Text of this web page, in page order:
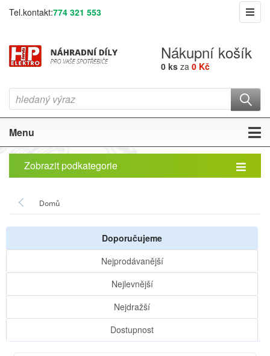
Tel.kontakt:774 321 553
Nákupní košík
0 ks za 0 Kč
Menu
Zobrazit podkategorie
Domů
Doporučujeme
Nejprodávanější
Nejlevnější
Nejdražší
Dostupnost